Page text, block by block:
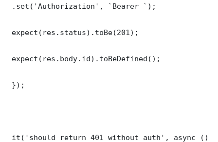
.set('Authorization', `Bearer `);
expect(res.status).toBe(201);
expect(res.body.id).toBeDefined();
});
it('should return 401 without auth', async ()